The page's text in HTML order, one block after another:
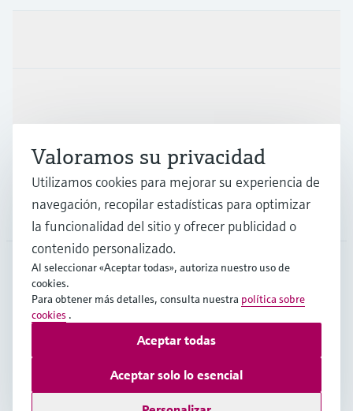
Soporte
Compañía
ESP
Copyright © Endress+Hauser Group Services AG
Términos de uso
Protección de datos
Términos y condiciones generales
Valoramos su privacidad
Utilizamos cookies para mejorar su experiencia de
navegación, recopilar estadísticas para optimizar
la funcionalidad del sitio y ofrecer publicidad o
contenido personalizado.
Al seleccionar «Aceptar todas», autoriza nuestro uso de
cookies.
Para obtener más detalles, consulta nuestra política sobre
cookies .
Aceptar solo lo esencial
Aceptar todas